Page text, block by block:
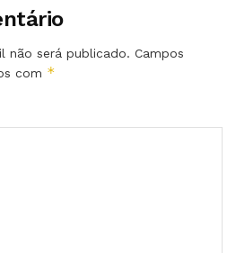
não será publicado. Campos
com *